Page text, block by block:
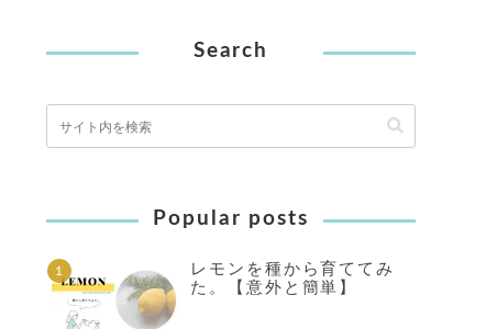
Search
Popular posts
レモンを種から育ててみ
た。【意外と簡単】